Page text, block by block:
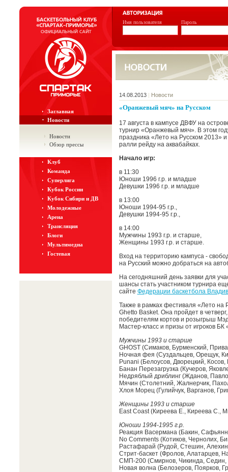
Имя пользователя Пароль
Заглавная
Новости
Новости
Обзор прессы
Клуб
Команда
Суперлига
Кубок России
Кубок Сибири и ДВ
Молодежные
Арена
Трансляция
Блоги
Мультимедиа
Гостевая
14.08.2013 | Новости
«Оранжевый мяч» на Русском
17 августа в кампусе ДВФУ на
турнир «Оранжевый мяч». В этом
праздника «Лето на Русском 2013»
ралли рейду на аквабайках.
Начало игр:
в 11:30
Юноши 1996 г.р. и младше
Девушки 1996 г.р. и младше
в 13:00
Юноши 1994-95 г.р.,
Девушки 1994-95 г.р.,
в 14:00
Мужчины 1993 г.р. и старше,
Женщины 1993 г.р. и старше.
Вход на территорию кампуса -
на Русский можно добраться на
На сегодняшний день заявки для
шансы стать участником турнира
сайте Федерации баскетбола
Также в рамках фестиваля «Лето на
Ghetto Basket. Она пройдет в
победителям кортов и розыгрыш
Мастер-класс и призы от игроков
Мужчины 1993 и старше
GHOST (Симаков, Бурменский,
Ночная фея (Суздальцев, Орещук,
Punani (Белоусов, Дворецкий,
Банан Перезагрузка (Кучеров,
Недряблый дриблинг (Жданов,
Мячин (Столетний, Жалнерчик,
Хлоя Морец (Гулийчук, Варганов,
Женщины 1993 и старше
East Coast (Киреева Е., Киреева С.,
Юноши 1994-1995 г.р.
Реакция Васермана (Бакин,
No Comments (Котиков, Чернолих,
Растафарай (Рудой, Стешин,
Стрит-баскет (Фролов, Алатарцев,
СМП-200 (Смирнов, Чикинда, Седин,
Новая волна (Белозеров, Поярков,